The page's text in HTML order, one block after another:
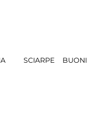
SCIARPE BUONI